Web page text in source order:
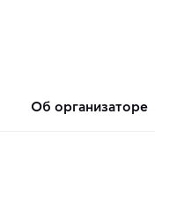
об организаторе